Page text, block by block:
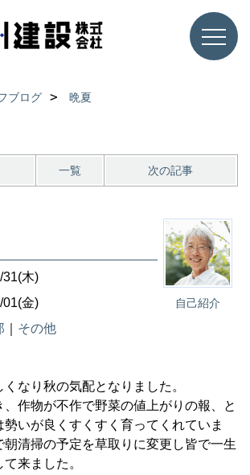
ブログ 晩夏
一覧 次の記事
自己紹介
31(木)
01(金)
その他
なり秋の気配となりました。
作物が不作で野菜の値上がりの報、と
勢いが良くすくすく育ってくれていま
朝清掃の予定を草取りに変更し皆で一生
来ました。